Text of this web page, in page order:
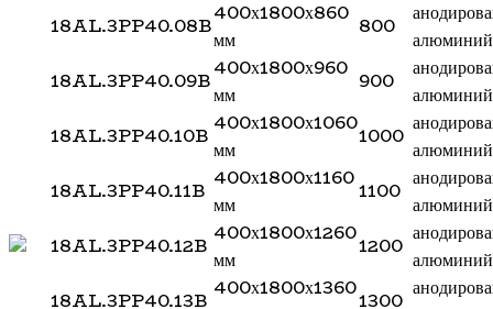
18AL.3PP40.08B400х1800х860
мм
800
алюминий
18AL.3PP40.09B400х1800х960
мм
900
алюминий
18AL.3PP40.10B 400х1800х1060
мм
1000
алюминий
18AL.3PP40.11B 400х1800х1160
мм
1100
алюминий
18AL.3PP40.12B 400х1800х1260
мм
1200
алюминий
18AL.3PP40.13B 400х1800х13601300